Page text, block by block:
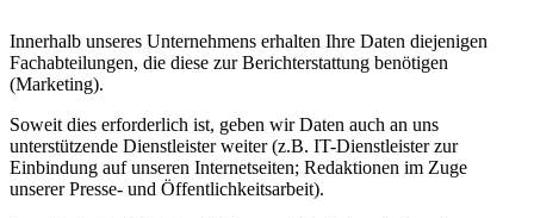
Innerhalb unseres Unternehmens erhalten Ihre Daten diejenigen
Fach­abteilungen, die diese zur Berichterstattung benötigen
(Marketing).
Soweit dies erforderlich ist, geben wir Daten auch an uns
unterstützende Dienstleister weiter (z.B. IT-Dienstleister zur
Einbindung auf unseren Internetseiten; Redaktionen im Zuge
unserer Presse- und Öffentlichkeitsarbeit).